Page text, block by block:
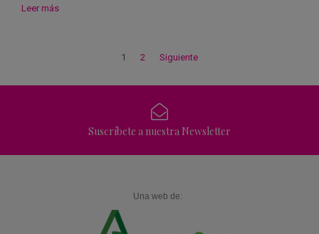
Leer más
1 2 Siguiente
Suscríbete a nuestra Newsletter
Una web de: